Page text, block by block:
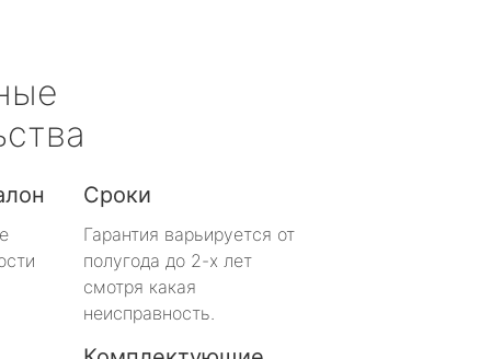
Сроки
Гарантия варьируется от
полугода до 2-х лет
смотря какая
неисправность.